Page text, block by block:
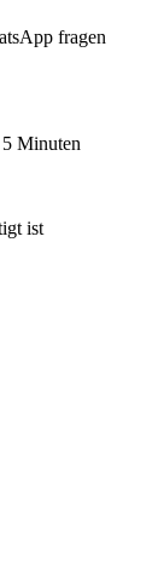
fragen
Minuten
ist